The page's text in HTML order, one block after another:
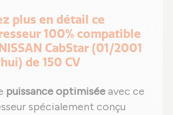
plus en détail ce
100% compatible
CabStar (01/2001
de 150 CV
puissance optimiséeavec ce
spécialement conçu